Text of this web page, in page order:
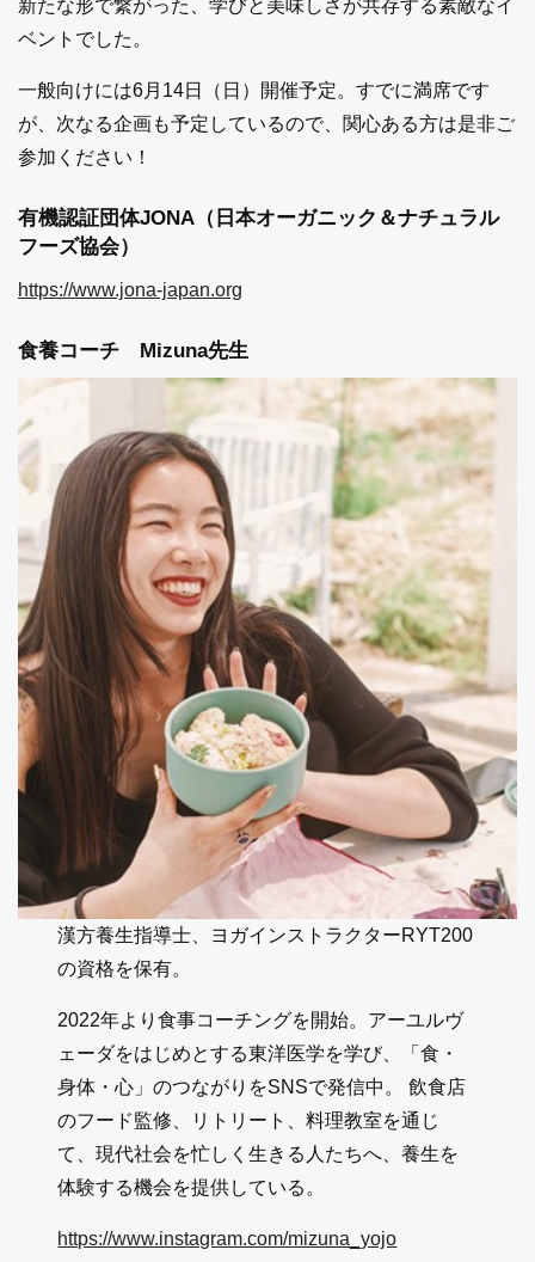
新たな形で繋がった、学びと美味しさが共存する素敵なイ
ベントでした。
一般向けには6月14日（日）開催予定。すでに満席です
が、次なる企画も予定しているので、関心ある方は是非ご
参加ください！
有機認証団体JONA（日本オーガニック＆ナチュラル
フーズ協会）
https://www.jona-japan.org
食養コーチ Mizuna先生
漢方養生指導士、ヨガインストラクターRYT200
の資格を保有。
2022年より食事コーチングを開始。アーユルヴ
ェーダをはじめとする東洋医学を学び、「食・
身体・心」のつながりをSNSで発信中。 飲食店
のフード監修、リトリート、料理教室を通じ
て、現代社会を忙しく生きる人たちへ、養生を
体験する機会を提供している。
https://www.instagram.com/mizuna_yojo